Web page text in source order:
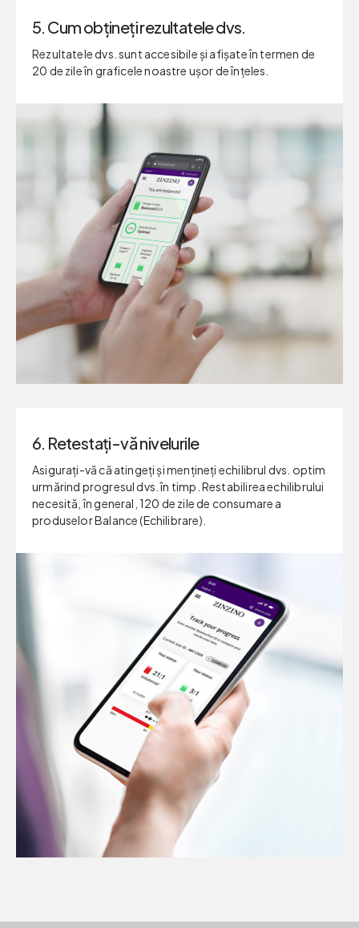
5. Cum obțineți rezultatele dvs.
Rezultatele dvs. sunt accesibile și afișate în termen de
20 de zile în graficele noastre ușor de înțeles.
6. Retestați-vă nivelurile
Asigurați-vă că atingeți și mențineți echilibrul dvs. optim
urmărind progresul dvs. în timp. Restabilirea echilibrului
necesită, în general, 120 de zile de consumare a
produselor Balance (Echilibrare).